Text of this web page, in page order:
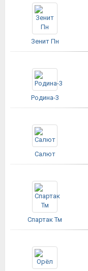
Зенит Пн
Родина-3
Салют
Спартак Тм